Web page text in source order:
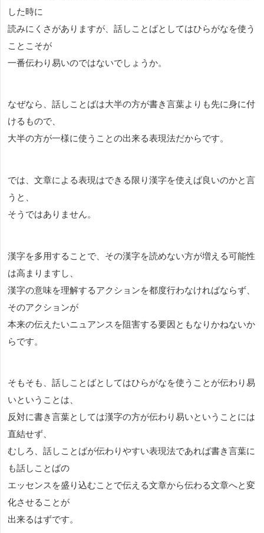
した時に
読みにくさがありますが、話しことばとしてはひらがなを使う
ことこそが
一番伝わり易いのではないでしょうか。
なぜなら、話しことばは大半の方が書き言葉よりも先に身に付
けるもので、
大半の方が一様に使うことの出来る表現法だからです。
では、文章による表現はできる限り漢字を使えば良いのかと言
うと、
そうではありません。
漢字を多用することで、その漢字を読めない方が増える可能性
は高まりますし、
漢字の意味を理解するアクションを都度行わなければならず、
そのアクションが
本来の伝えたいニュアンスを阻害する要因ともなりかねないか
らです。
そもそも、話しことばとしてはひらがなを使うことが伝わり易
いということは、
反対に書き言葉としては漢字の方が伝わり易いということには
直結せず、
むしろ、話しことばが伝わりやすい表現法であれば書き言葉に
も話しことばの
エッセンスを盛り込むことで伝える文章から伝わる文章へと変
化させることが
出来るはずです。